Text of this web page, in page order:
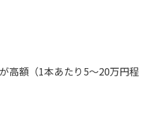
高額（1本あたり5～20万円程